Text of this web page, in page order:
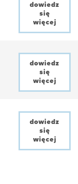
dowiedz
się
więcej
dowiedz
się
więcej
dowiedz
się
więcej